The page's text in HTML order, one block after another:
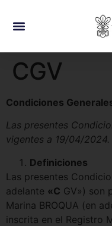
CGV
Condiciones
Las presentes
vigentes a 19/04/2024.
Definiciones
Las presentes
adelante «C GV») son
Marina BROQUA (en
inscrita en el Registro